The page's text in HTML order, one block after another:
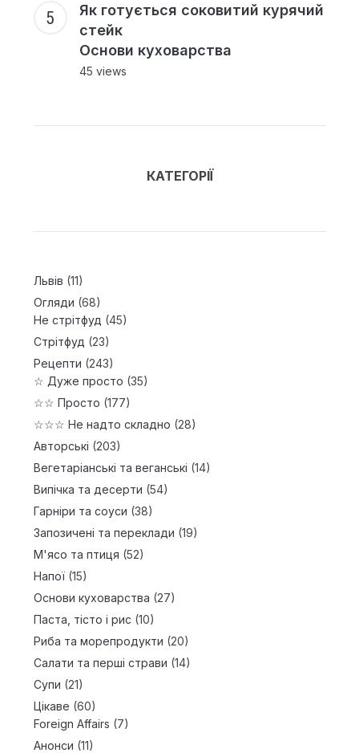
Як готується соковитий курячий
стейк
Основи куховарства
45 views
КАТЕГОРІЇ
Львів (11)
Огляди (68)
Не стрітфуд (45)
Стрітфуд (23)
Рецепти (243)
☆ Дуже просто (35)
☆☆ Просто (177)
☆☆☆ Не надто складно (28)
Авторські (203)
Вегетаріанські та веганські (14)
Випічка та десерти (54)
Гарніри та соуси (38)
Запозичені та переклади (19)
М'ясо та птиця (52)
Напої(15)
Основи куховарства (27)
Паста, тісто і рис (10)
Риба та морепродукти (20)
Салати та перші страви (14)
Супи (21)
Цікаве (60)
Foreign Affairs (7)
Анонси (11)